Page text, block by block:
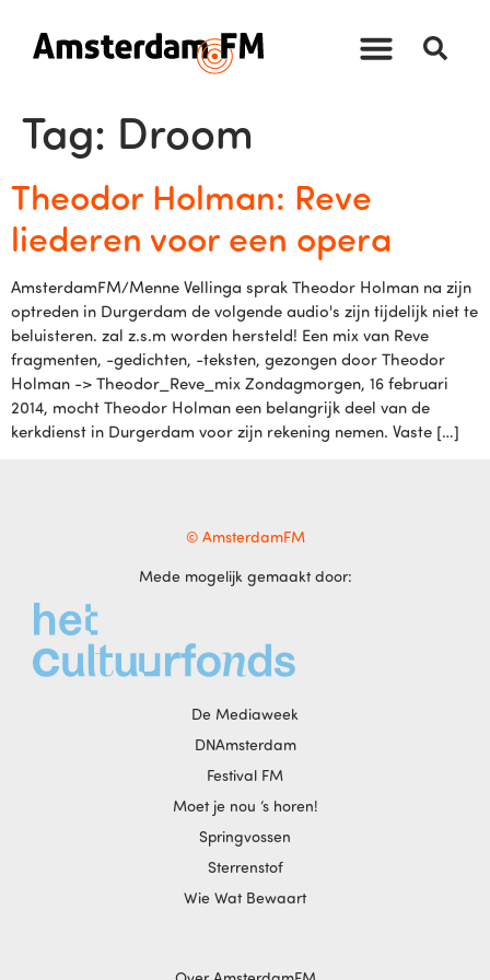
Tag: Droom
Theodor Holman: Reve
liederen voor een opera
AmsterdamFM/Menne Vellinga sprak Theodor Holman na zijn
optreden in Durgerdam de volgende audio's zijn tijdelijk niet te
beluisteren. zal z.s.m worden hersteld! Een mix van Reve
fragmenten, -gedichten, -teksten, gezongen door Theodor
Holman -> Theodor_Reve_mix Zondagmorgen, 16 februari
2014, mocht Theodor Holman een belangrijk deel van de
kerkdienst in Durgerdam voor zijn rekening nemen. Vaste […]
© AmsterdamFM
Mede mogelijk gemaakt door:
De Mediaweek
DNAmsterdam
Festival FM
Moet je nou ‘s horen!
Springvossen
Sterrenstof
Wie Wat Bewaart